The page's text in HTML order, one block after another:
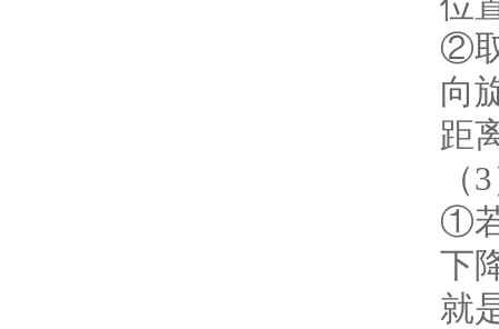
②
向
距
①
下
就